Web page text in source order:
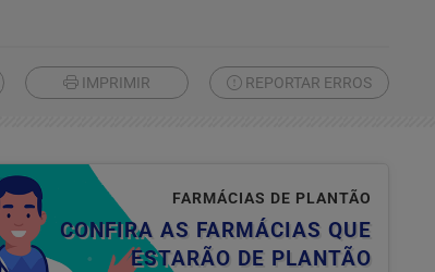
IMPRIMIR REPORTAR ERROS
FARMÁCIAS DE PLANTÃO
CONFIRA AS FARMÁCIAS QUE
ESTARÃO DE PLANTÃO